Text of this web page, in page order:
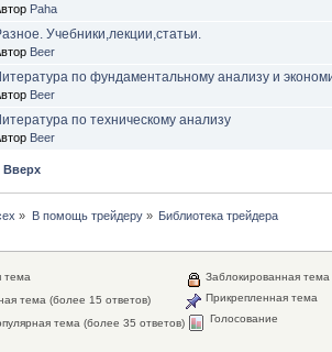
Paha
Учебники,лекции,статьи.
Beer
по фундаментальному анализу и
Beer
по техническому анализу
Beer
Вверх
» В помощь трейдеру» Библиотека трейдера
тема
тема (более 15 ответов)
тема (более 35 ответов)
Заблокированная тема
Прикрепленная тема
Голосование